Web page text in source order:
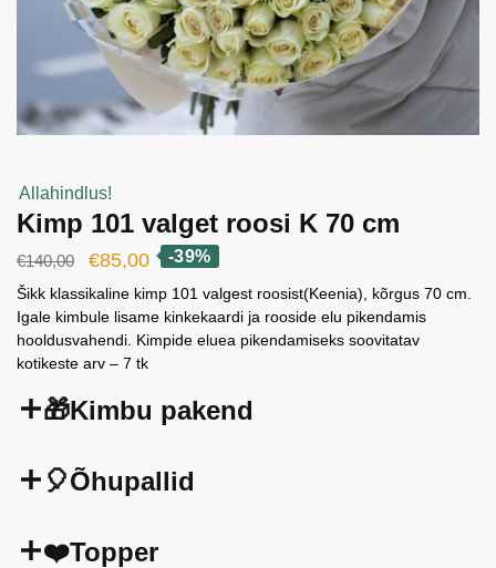
Allahindlus!
Kimp 101 valget roosi K 70 cm
€140,00
Algne
hind
oli:
€140,00.
€85,00Current
price
is:
€85,00.
-39%
Šikk klassikaline kimp 101 valgest roosist(Keenia), kõrgus 70 cm.
Igale kimbule lisame kinkekaardi ja rooside elu pikendamis
hooldusvahendi. Kimpide eluea pikendamiseks soovitatav
kotikeste arv – 7 tk
🎁Kimbu pakend
🎈Õhupallid
❤️Topper